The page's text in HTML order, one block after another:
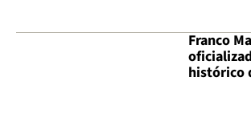
Franco
histórico